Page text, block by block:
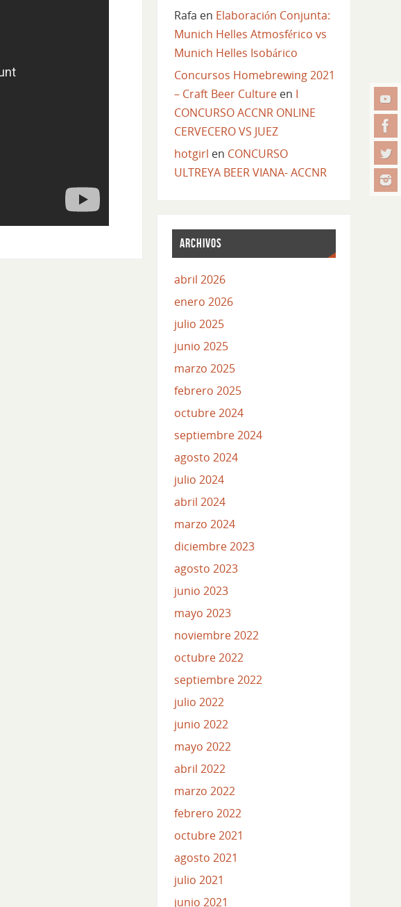
Rafa en Elaboración Conjunta:
Munich Helles Atmosférico vs
Munich Helles Isobárico
Concursos Homebrewing 2021
– Craft Beer Cultureen I
CONCURSO ACCNR ONLINE
CERVECERO VS JUEZ
hotgirl en CONCURSO
ULTREYA BEER VIANA- ACCNR
ARCHIVOS
abril 2026
enero 2026
julio 2025
junio 2025
marzo 2025
febrero 2025
octubre 2024
septiembre 2024
agosto 2024
julio 2024
abril 2024
marzo 2024
diciembre 2023
agosto 2023
junio 2023
mayo 2023
noviembre 2022
octubre 2022
septiembre 2022
julio 2022
junio 2022
mayo 2022
abril 2022
marzo 2022
febrero 2022
octubre 2021
agosto 2021
julio 2021
junio 2021